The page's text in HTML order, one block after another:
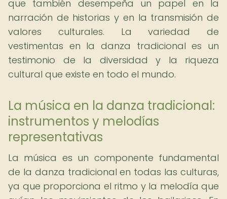
que también desempeña un papel en la
narración de historias y en la transmisión de
valores culturales. La variedad de
vestimentas en la danza tradicional es un
testimonio de la diversidad y la riqueza
cultural que existe en todo el mundo.
La música en la danza tradicional:
instrumentos y melodías
representativas
La música es un componente fundamental
de la danza tradicional en todas las culturas,
ya que proporciona el ritmo y la melodía que